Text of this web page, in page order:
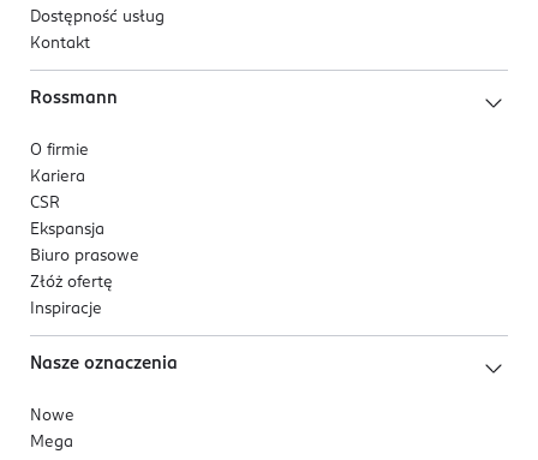
Dostępność usług
Kontakt
Rossmann
O firmie
Kariera
CSR
Ekspansja
Biuro prasowe
Złóż ofertę
Inspiracje
Nasze oznaczenia
Nowe
Mega